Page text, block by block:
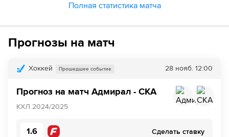
Полная статистика матча
Прогнозы на матч
Хоккей Прошедшее событие 28 нояб. 12:00
Прогноз на матч Адмирал - СКА
КХЛ 2024/2025
1.6 Сделать ставку